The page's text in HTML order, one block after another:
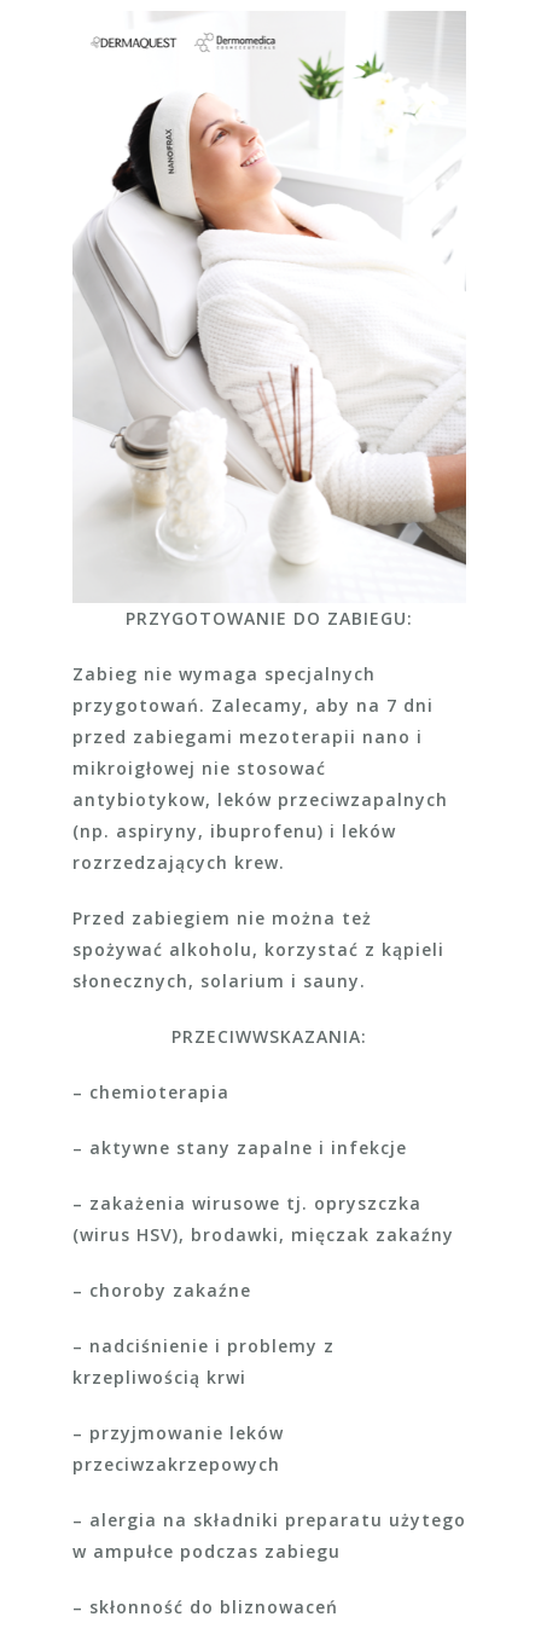
PRZYGOTOWANIE DO ZABIEGU:
Zabieg nie wymaga specjalnych
przygotowań. Zalecamy, aby na 7 dni
przed zabiegami mezoterapii nano i
mikroigłowej nie stosować
antybiotykow, leków przeciwzapalnych
(np. aspiryny, ibuprofenu) i leków
rozrzedzających krew.
Przed zabiegiem nie można też
spożywać alkoholu, korzystać z kąpieli
słonecznych, solarium i sauny.
PRZECIWWSKAZANIA:
– chemioterapia
– aktywne stany zapalne i infekcje
– zakażenia wirusowe tj. opryszczka
(wirus HSV), brodawki, mięczak zakaźny
– choroby zakaźne
– nadciśnienie i problemy z
krzepliwością krwi
– przyjmowanie leków
przeciwzakrzepowych
– alergia na składniki preparatu użytego
w ampułce podczas zabiegu
– skłonność do bliznowaceń